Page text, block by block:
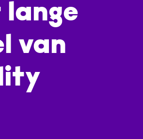
lange
van